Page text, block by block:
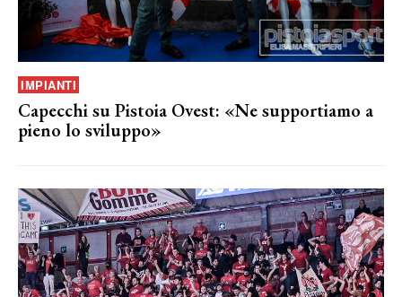
IMPIANTI
Capecchi su Pistoia Ovest: «Ne supportiamo a
pieno lo sviluppo»